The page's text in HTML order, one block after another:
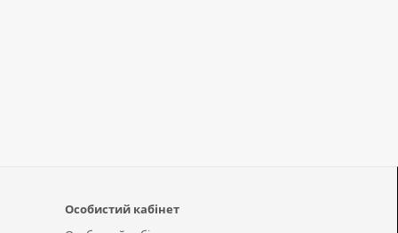
Особистий кабінет